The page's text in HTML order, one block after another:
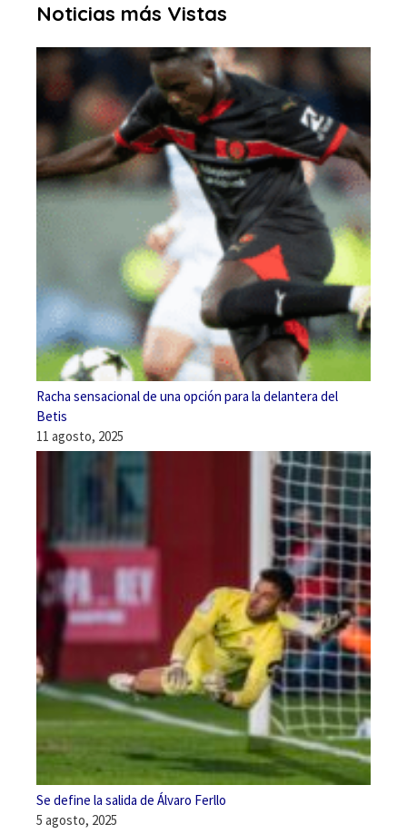
Noticias más Vistas
Racha sensacional de una opción para la delantera del
Betis
11 agosto, 2025
Se define la salida de Álvaro Ferllo
5 agosto, 2025